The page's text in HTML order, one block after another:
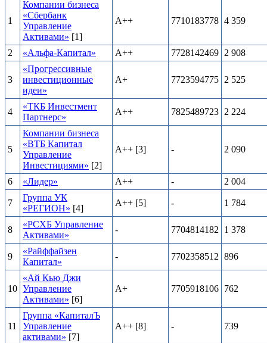
1
Компании бизнеса
«Сбербанк
Управление
Активами» [1]
А++ 7710183778 4 359
2 «Альфа-Капитал» А++ 7728142469 2 908
3
«Прогрессивные
инвестиционные
идеи»
А+ 7723594775 2 525
4
«ТКБ Инвестмент
Партнерс»
А++ 7825489723 2 224
5
Компании бизнеса
«ВТБ Капитал
Управление
Инвестициями» [2]
А++ [3] - 2 090
6 «Лидер» А++ - 2 004
7
Группа УК
«РЕГИОН» [4]
А++ [5] - 1 784
8
«РСХБ Управление
Активами»
- 7704814182 1 378
9
«Райффайзен
Капитал»
- 7702358512 896
10
«Ай Кью Джи
Управление
Активами» [6]
А+ 7705918106 762
11
Группа «КапиталЪ
Управление
активами» [7]
А++ [8] - 739